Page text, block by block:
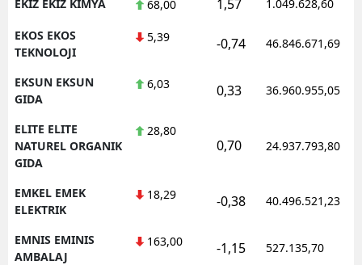
EKIZ EKIZ KIMYA 68,00 1,57 1.049.628,60
EKOS EKOS
TEKNOLOJI
5,39 -0,74 46.846.671,69
EKSUN EKSUN
GIDA
6,03 0,33 36.960.955,05
ELITE ELITE
NATUREL ORGANIK
GIDA
28,80
0,70 24.937.793,80
EMKEL EMEK
ELEKTRIK
18,29 -0,38 40.496.521,23
EMNIS EMINIS
AMBALAJ
163,00 -1,15 527.135,70